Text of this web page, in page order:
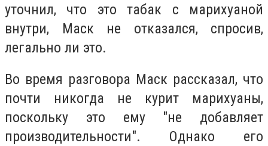
уточнил, что это табак с марихуаной
внутри, Маск не отказался, спросив,
легально ли это.
Во время разговора Маск рассказал, что
почти никогда не курит марихуаны,
поскольку это ему "не добавляет
производительности". Однако его